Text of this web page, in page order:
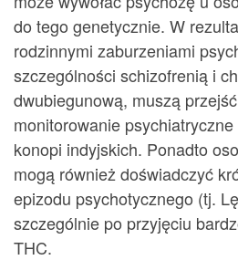
do tego genetycznie. W
rodzinnymi zaburzeniami
szczególności schizofrenią i
dwubiegunową, muszą
monitorowanie
konopi indyjskich. Ponadto
mogą również doświadczyć
epizodu psychotycznego (tj.
szczególnie po przyjęciu
THC.